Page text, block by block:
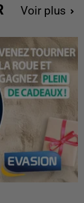
Voir plus